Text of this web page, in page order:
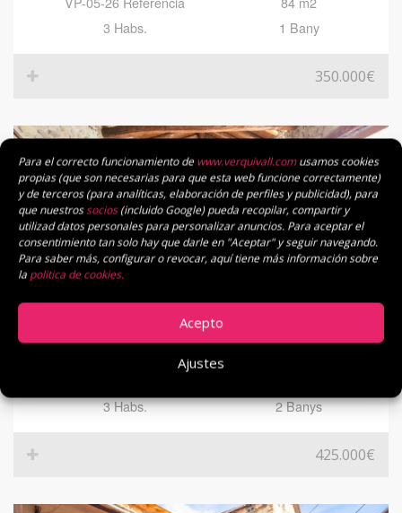
Para el correcto funcionamiento dewww.verquivall.comusamos cookies
propias (que son necesarias para que esta web funcione correctamente)
y de terceros (para analíticas, elaboración de perfiles y publicidad), para
que nuestrossocios(incluido Google) pueda recopilar, compartir y
utilizad datos personales para personalizar anuncios. Para aceptar el
consentimiento tan solo hay que darle en "Aceptar" y seguir navegando.
Para saber más, configurar o revocar, aquí tiene más información sobre
la politica de cookies.
Acepto
Ajustes
3 Habs.
1 Bany
350.000€
CASA APARELLADA A DORRES
3 Habs.
2 Banys
425.000€